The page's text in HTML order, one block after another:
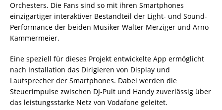
Orchesters. Die Fans sind so mit ihren Smartphones
einzigartiger interaktiver Bestandteil der Light- und Sound-
Performance der beiden Musiker Walter Merziger und Arno
Kammermeier.
Eine speziell für dieses Projekt entwickelte App ermöglicht
nach Installation das Dirigieren von Display und
Lautsprecher der Smartphones. Dabei werden die
Steuerimpulse zwischen DJ-Pult und Handy zuverlässig über
das leistungsstarke Netz von Vodafone geleitet.